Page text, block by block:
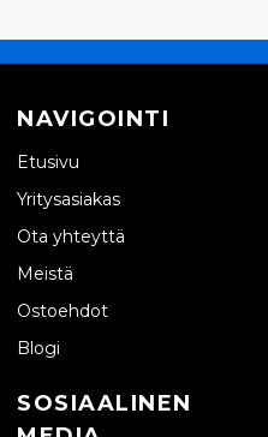
NAVIGOINTI
Etusivu
Yritysasiakas
Ota yhteyttä
Meistä
Ostoehdot
Blogi
SOSIAALINEN